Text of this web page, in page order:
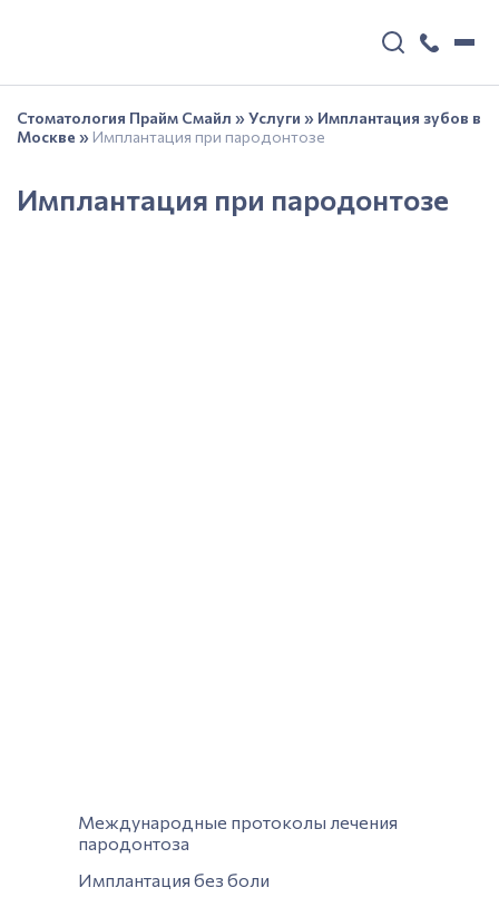
Стоматология Прайм Смайл »Услуги » Имплантация зубов в
Москве » Имплантация при пародонтозе
Имплантация при пародонтозе
Международные протоколы лечения
пародонтоза
Имплантация без боли